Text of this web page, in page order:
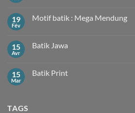
Motif
19
Fév
Motif batik : Mega Mendung
Motif
Mendung
15
Avr
Batik Jawa
Batik
15
Mar
Batik Print
TAGS